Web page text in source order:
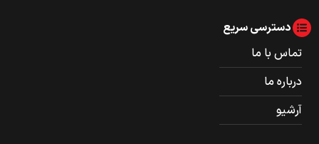
دسترسی سریع
تماس با ما
درباره ما
آرشیو